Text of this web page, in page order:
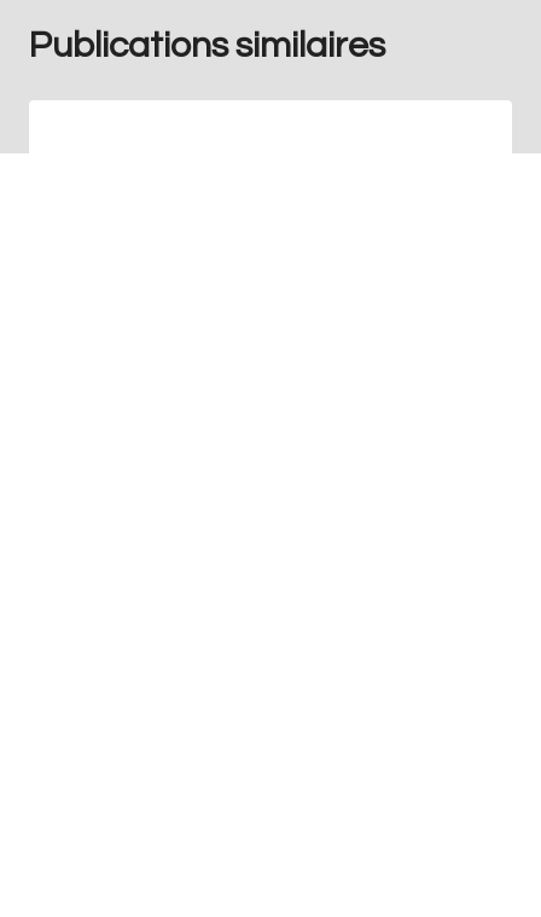
Publications similaires